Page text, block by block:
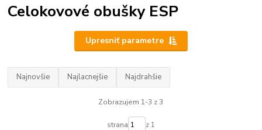
Celokovové obušky ESP
Upresniť parametre
Najnovšie Najlacnejšie Najdrahšie
Zobrazujem 1-3 z 3
strana z 1